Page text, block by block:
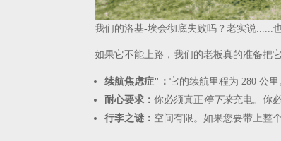
我们的洛基-埃会彻底失败吗？老实说......
如果它不能上路，我们的老板真的准备把
续航焦虑症"：它的续航里程为 280 公
耐心要求：你必须真正 停下来充电。你
行李之谜： 空间有限。如果您要带上整